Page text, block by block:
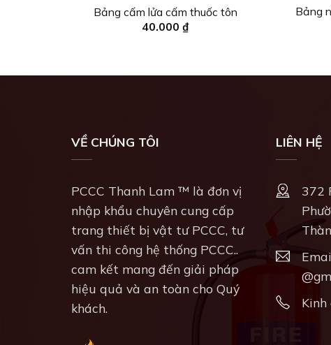
Bảng cấm lửa cấm thuốc tôn
40.000 ₫
Bảng
VỀ CHÚNG TÔI
PCCC Thanh Lam ™ là đơn vị
nhập khẩu chuyên cung cấp
trang thiết bị vật tư PCCC, tư
vấn thi công hệ thống PCCC..
cam kết mang đến giải pháp
hiệu quả và an toàn cho Quý
khách.
LIÊN HỆ
372